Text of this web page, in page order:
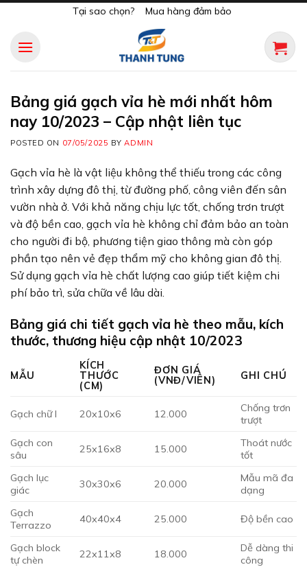
content
Tại sao chọn? Mua hàng đảm bảo
Bảng giá gạch vỉa hè mới nhất hôm
nay 10/2023 – Cập nhật liên tục
POSTED ON 07/05/2025 BYADMIN
Gạch vỉa hè là vật liệu không thể thiếu trong các công
trình xây dựng đô thị, từ đường phố, công viên đến sân
vườn nhà ở. Với khả năng chịu lực tốt, chống trơn trượt
và độ bền cao, gạch vỉa hè không chỉ đảm bảo an toàn
cho người đi bộ, phương tiện giao thông mà còn góp
phần tạo nên vẻ đẹp thẩm mỹ cho không gian đô thị.
Sử dụng gạch vỉa hè chất lượng cao giúp tiết kiệm chi
phí bảo trì, sửa chữa về lâu dài.
Bảng giá chi tiết gạch vỉa hè theo mẫu, kích
thước, thương hiệu cập nhật 10/2023
MẪU
KÍCH
THƯỚC
(CM)
ĐƠN GIÁ
(VNĐ/VIÊN)
GHI CHÚ
Gạch chữ I 20x10x6 12.000
Chống trơn
trượt
Gạch con
sâu
25x16x8 15.000
Thoát nước
tốt
Gạch lục
giác
30x30x6 20.000
Mẫu mã đa
dạng
Gạch
Terrazzo
40x40x4 25.000 Độ bền cao
Gạch block
tự chèn
22x11x8 18.000
Dễ dàng thi
công